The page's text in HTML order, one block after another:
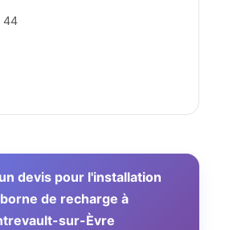
44
devis pour l'installation
de recharge à
sur-Èvre